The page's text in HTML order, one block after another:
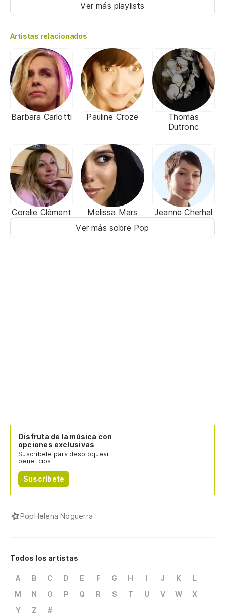
Ver más playlists
Artistas relacionados
Barbara Carlotti Pauline Croze
Thomas
Dutronc
Coralie Clément Melissa Mars
Jeanne Cherhal
Ver más sobre Pop
Disfruta de la música con
opciones exclusivas
Suscríbete para desbloquear
beneficios.
Suscríbete
PopHelena Noguerra
Todos los artistas
A B C D E F G H I J K
L
M
N O P Q R S T U V W
X
Y
Z #